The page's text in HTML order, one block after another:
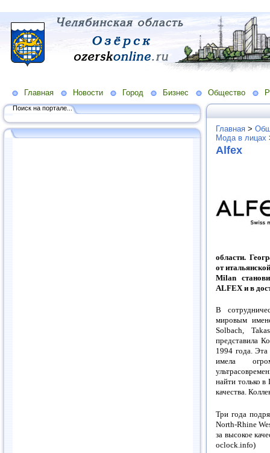
Главная Новости Город Бизнес Общество
Поиск на портале...
Главная >
Мода в лицах
Alfex
области.
от
Milan
ALFEX и в
В
мировым
Solbach,
представила
1994 года. Эта
имела
найти только
качества.
Три года
North-Rhine
за высокое
oclock.info)